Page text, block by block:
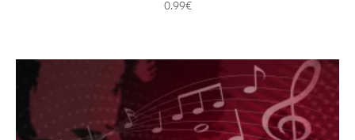
0.99€